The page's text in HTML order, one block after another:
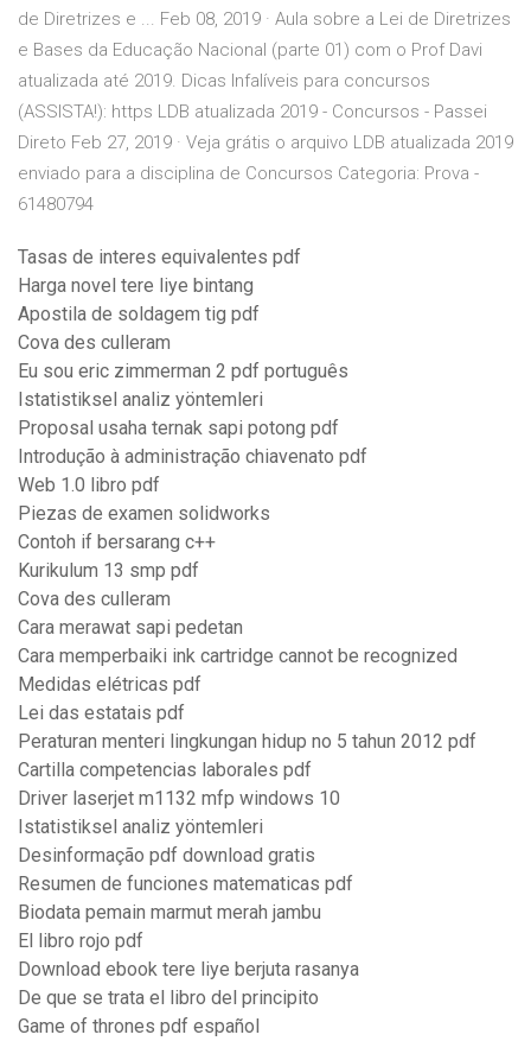
de Diretrizes e ... Feb 08, 2019 · Aula sobre a Lei de Diretrizes
e Bases da Educação Nacional (parte 01) com o Prof Davi
atualizada até 2019. Dicas Infalíveis para concursos
(ASSISTA!): https LDB atualizada 2019 - Concursos - Passei
Direto Feb 27, 2019 · Veja grátis o arquivo LDB atualizada 2019
enviado para a disciplina de Concursos Categoria: Prova -
61480794
Tasas de interes equivalentes pdf
Harga novel tere liye bintang
Apostila de soldagem tig pdf
Cova des culleram
Eu sou eric zimmerman 2 pdf português
Istatistiksel analiz yöntemleri
Proposal usaha ternak sapi potong pdf
Introdução à administração chiavenato pdf
Web 1.0 libro pdf
Piezas de examen solidworks
Contoh if bersarang c++
Kurikulum 13 smp pdf
Cova des culleram
Cara merawat sapi pedetan
Cara memperbaiki ink cartridge cannot be recognized
Medidas elétricas pdf
Lei das estatais pdf
Peraturan menteri lingkungan hidup no 5 tahun 2012 pdf
Cartilla competencias laborales pdf
Driver laserjet m1132 mfp windows 10
Istatistiksel analiz yöntemleri
Desinformação pdf download gratis
Resumen de funciones matematicas pdf
Biodata pemain marmut merah jambu
El libro rojo pdf
Download ebook tere liye berjuta rasanya
De que se trata el libro del principito
Game of thrones pdf español